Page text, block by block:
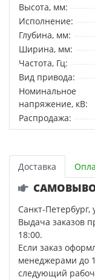
Высота, мм:
Исполнение:
Глубина, мм:
Ширина, мм:
Частота, Гц:
Вид привода:
Номинальное
напряжение, кВ:
Распродажа:
Доставка
Санкт-Петербург,
Выдача заказов
18:00.
Если заказ
менеджерами до
следующий